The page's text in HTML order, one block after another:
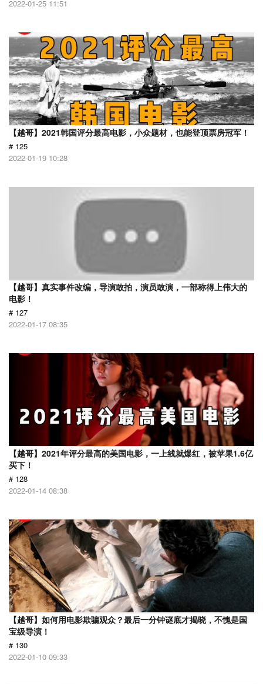
2022-01-25 11:51
【越哥】2021韩国评分最高电影，小众题材，也能登顶票房冠军！
# 125
2022-01-19 10:28
【越哥】真实事件改编，导演敢拍，演员敢演，一部称得上伟大的
电影！
# 127
2022-01-17 08:35
【越哥】2021年评分最高的美国电影，一上线就爆红，被苹果1.6亿
买下！
# 128
2022-01-14 08:38
【越哥】如何用电影欺骗观众？最后一分钟谜底才揭晓，不愧是国
宝级导演！
# 130
2022-01-10 09:33